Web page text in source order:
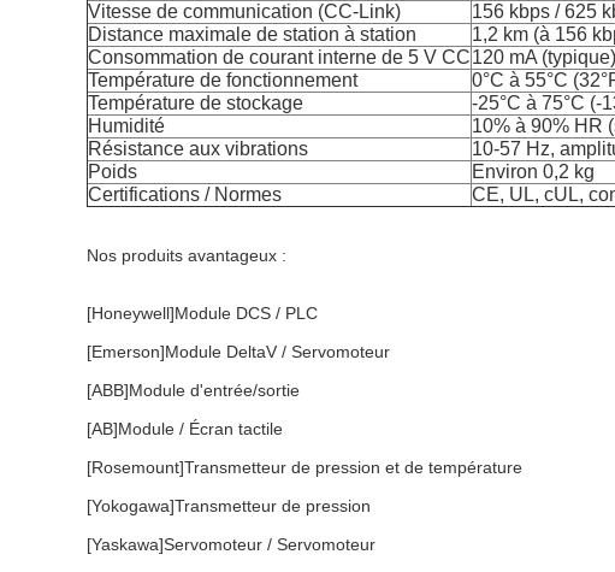
Vitesse de communication (CC-Link)
156 kbps / 625
Distance maximale de station à station
1,2 km (à 156
Consommation de courant interne de 5 V CC120 mA (typique)
Température de fonctionnement
0°C à 55°C
Température de stockage
-25°C à 75°C (-
Humidité
10% à 90% HR
Résistance aux vibrations
10‑57 Hz,
Poids
Environ 0,2 kg
Certifications / Normes
CE, UL, cUL,
Nos produits avantageux :
[Honeywell]Module DCS / PLC
[Emerson]Module DeltaV / Servomoteur
[ABB]Module d'entrée/sortie
[AB]Module / Écran tactile
[Rosemount]Transmetteur de pression et de température
[Yokogawa]Transmetteur de pression
[Yaskawa]Servomoteur / Servomoteur